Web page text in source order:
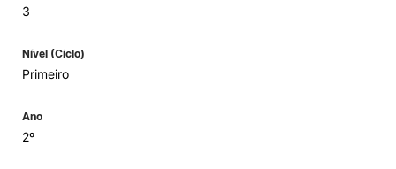
3
Nível (Ciclo)
Primeiro
Ano
2º